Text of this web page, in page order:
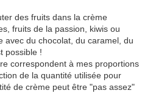
des fruits dans la crème
fruits de la passion, kiwis ou
avec du chocolat, du caramel, du
possible !
correspondent à mes proportions
de la quantité utilisée pour
de crème peut être "pas assez"